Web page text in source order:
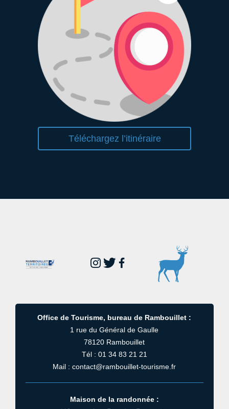
Téléchargez l’itinéraire
Office de Tourisme, bureau de Rambouillet :
1 rue du Général de Gaulle
78120 Rambouillet
Tél : 01 34 83 21 21
Mail : contact@rambouillet-tourisme.fr
Maison de la randonnée :